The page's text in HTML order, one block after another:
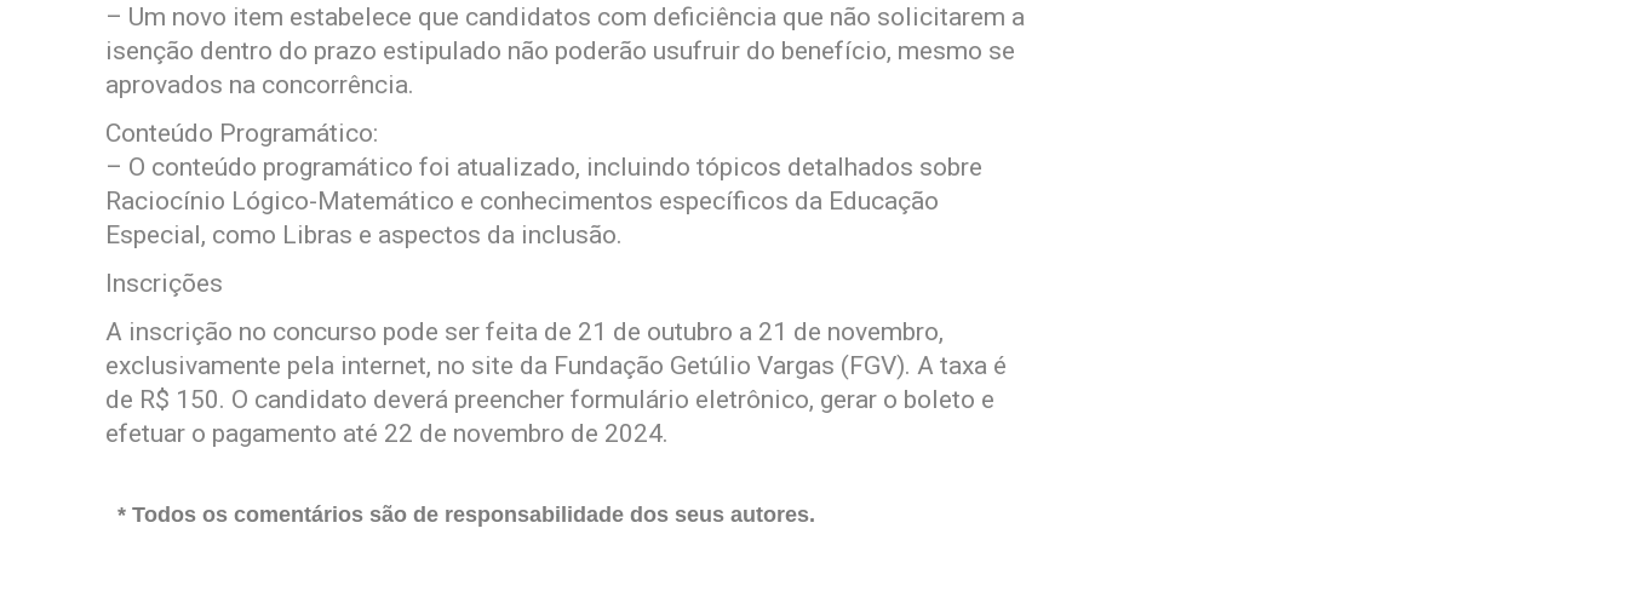
– Um novo item estabelece que candidatos com deficiência que não solicitarem a
isenção dentro do prazo estipulado não poderão usufruir do benefício, mesmo se
aprovados na concorrência.
Conteúdo Programático:
– O conteúdo programático foi atualizado, incluindo tópicos detalhados sobre
Raciocínio Lógico-Matemático e conhecimentos específicos da Educação
Especial, como Libras e aspectos da inclusão.
Inscrições
A inscrição no concurso pode ser feita de 21 de outubro a 21 de novembro,
exclusivamente pela internet, no site da Fundação Getúlio Vargas (FGV). A taxa é
de R$ 150. O candidato deverá preencher formulário eletrônico, gerar o boleto e
efetuar o pagamento até 22 de novembro de 2024.
* Todos os comentários são de responsabilidade dos seus autores.